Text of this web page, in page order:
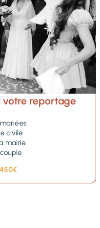
ne pouvons
!
votre reportage
civile
mairie